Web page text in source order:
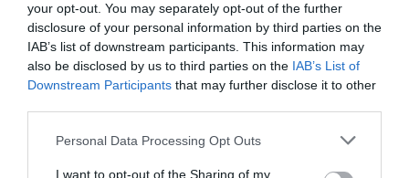
your opt-out. You may separately opt-out of the further
disclosure of your personal information by third parties on the
IAB’s list of downstream participants. This information may
also be disclosed by us to third parties on the IAB’s List of
Downstream Participants that may further disclose it to other
Please note that this website/app uses one or more Google
not limited to your visit or usage behaviour. You may click to
Personal Data Processing Opt Outs
I want to opt-out of the Sharing of my